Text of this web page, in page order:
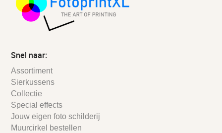
Snel naar:
Assortiment
Sierkussens
Collectie
Special effects
Jouw eigen foto schilderij
Muurcirkel bestellen